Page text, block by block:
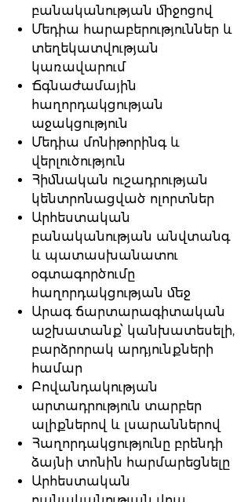
բանականության միջոցով
Մեդիա հարաբերություններ և
տեղեկատվության
կառավարում
Ճգնաժամային
հաղորդակցության
աջակցություն
Մեդիա մոնիթորինգ և
վերլուծություն
Հիմնական ուշադրության
կենտրոնացված ոլորտներ
Արհեստական
բանականության անվտանգ
և պատասխանատու
օգտագործումը
հաղորդակցության մեջ
Արագ ճարտարագիտական
աշխատանք՝ կանխատեսելի,
բարձրորակ արդյունքների
համար
Բովանդակության
արտադրություն տարբեր
ալիքներով և լսարաններով
Հաղորդակցությունը բրենդի
ձայնի տոնին հարմարեցնելը
Արհեստական